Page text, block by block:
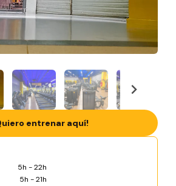
5h - 22h
5h - 21h
entrenar aquí!